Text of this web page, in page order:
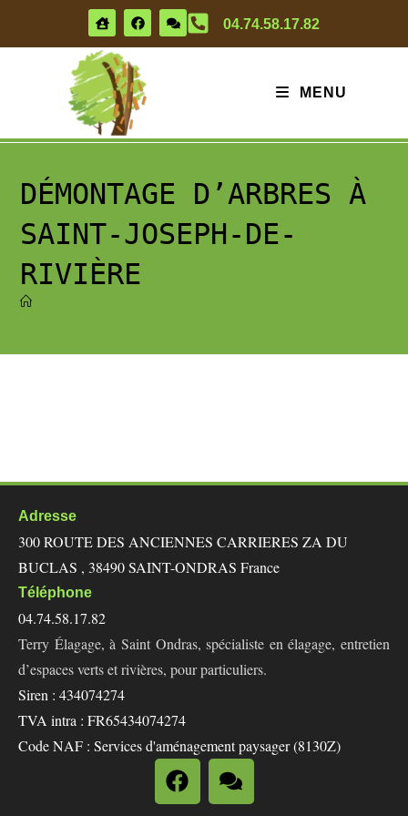
04.74.58.17.82
MENU
DÉMONTAGE D’ARBRES À
SAINT-JOSEPH-DE-
RIVIÈRE
Adresse
300 ROUTE DES ANCIENNES CARRIERES ZA DU
BUCLAS , 38490 SAINT-ONDRAS France
Téléphone
04.74.58.17.82
Terry Élagage, à Saint Ondras, spécialiste en élagage, entretien
d’espaces verts et rivières, pour particuliers.
Siren : 434074274
TVA intra : FR65434074274
Code NAF : Services d'aménagement paysager (8130Z)